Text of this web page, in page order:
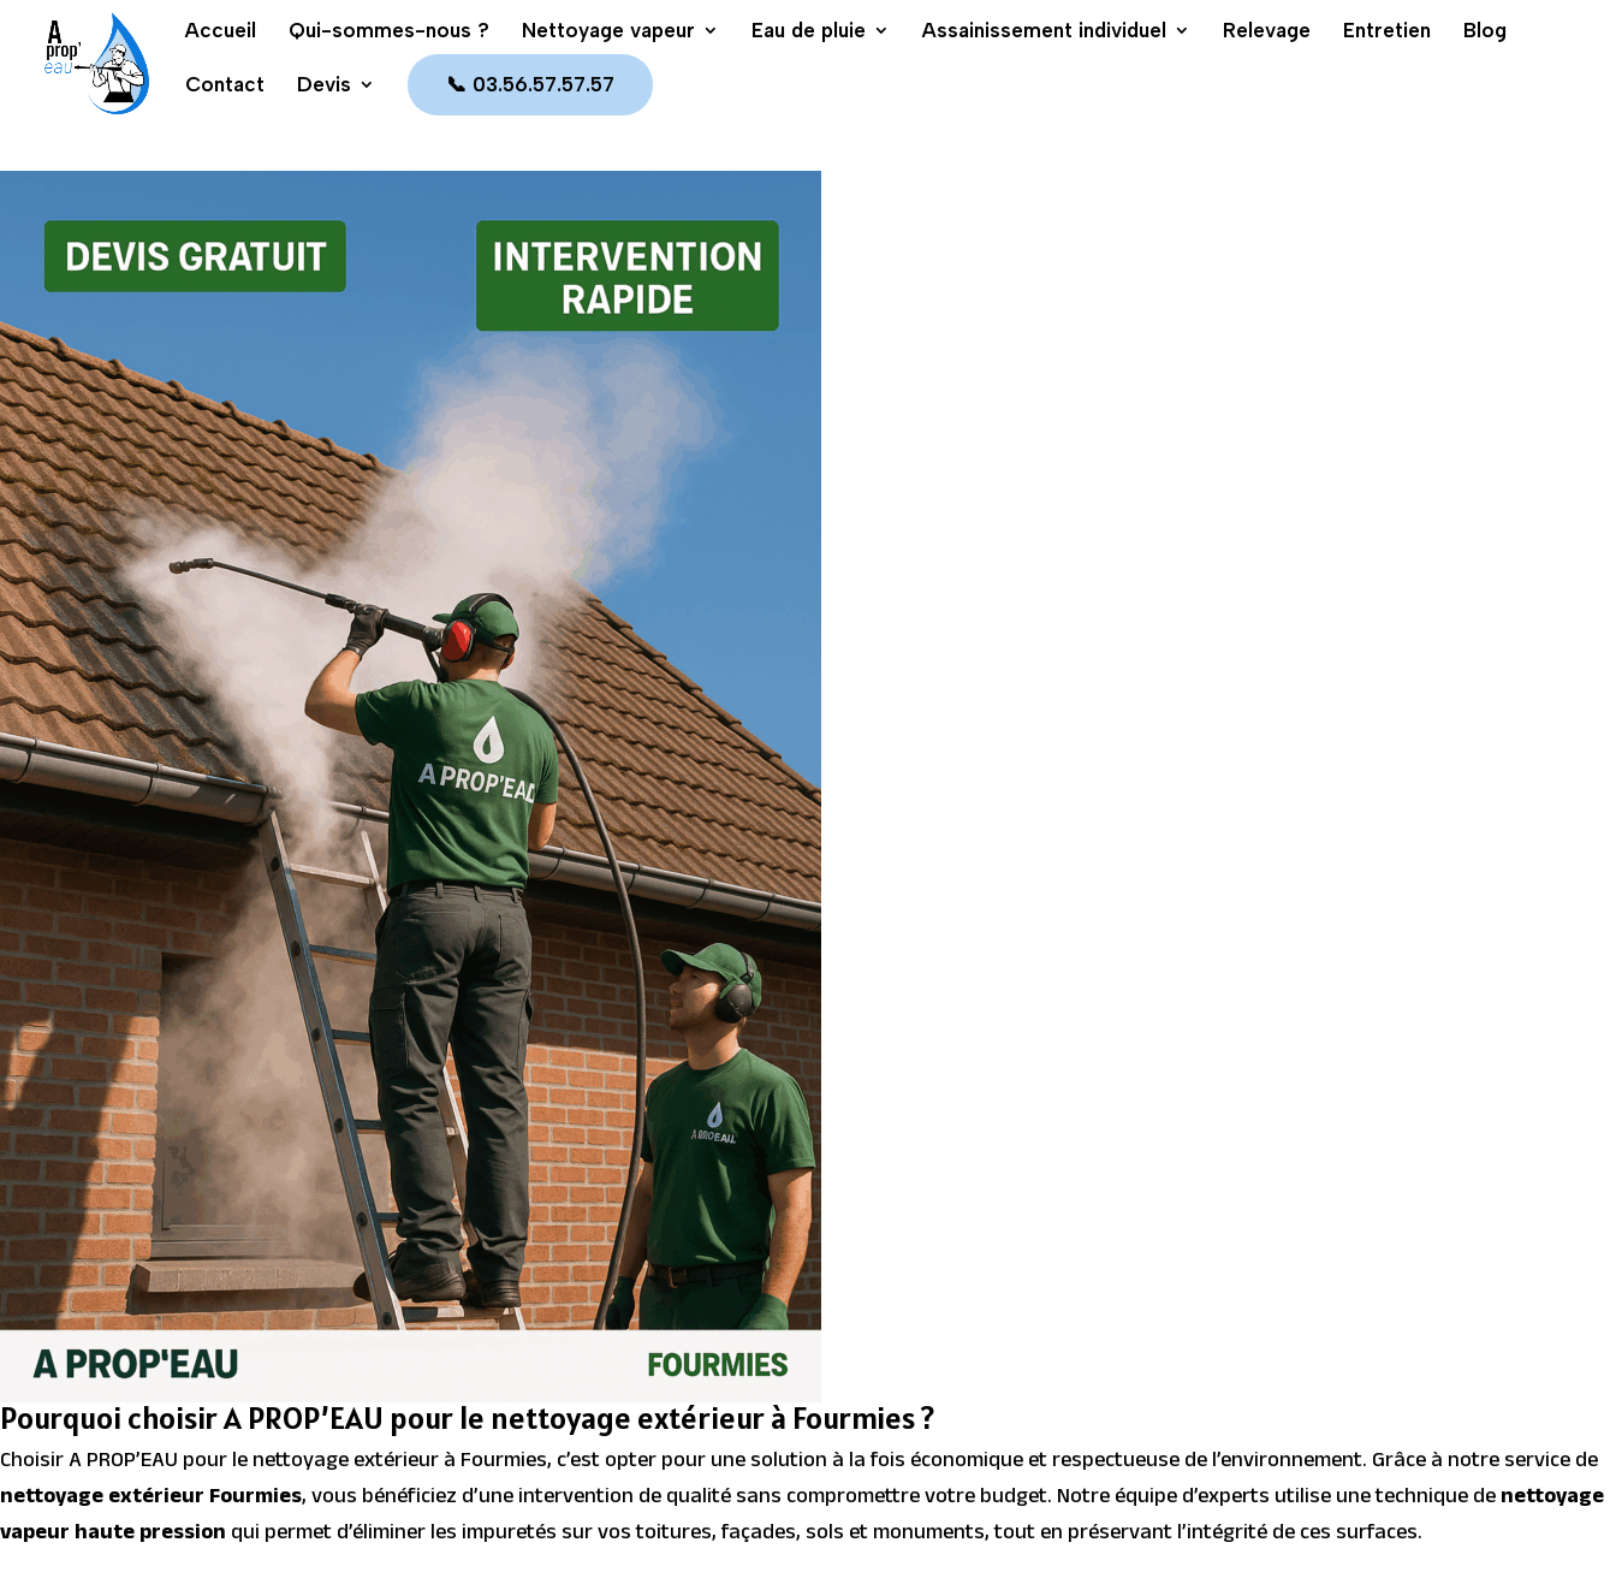
Accueil Qui-sommes-nous ? Nettoyage vapeur Eau de pluie Assainissement individuel Relevage Entretien Blog
Contact Devis 📞 03.56.57.57.57
Pourquoi choisir A PROP’EAU pour le nettoyage extérieur à Fourmies ?
Choisir A PROP’EAU pour le nettoyage extérieur à Fourmies, c’est opter pour une solution à la fois économique et respectueuse de l’environnement. Grâce à notre service de
nettoyage extérieur Fourmies, vous bénéficiez d’une intervention de qualité sans compromettre votre budget. Notre équipe d’experts utilise une technique denettoyage
vapeur haute pressionqui permet d’éliminer les impuretés sur vos toitures, façades, sols et monuments, tout en préservant l’intégrité de ces surfaces.